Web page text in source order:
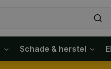
Schade & herstel